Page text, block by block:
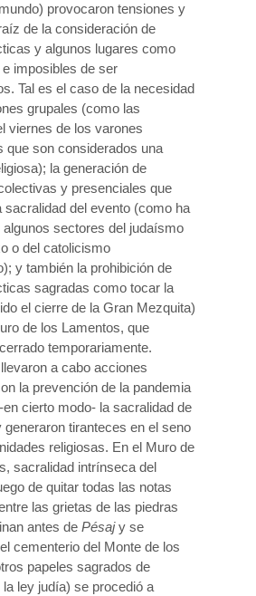
provocaron tensiones y
de la consideración de
y algunos lugares como
e imposibles de ser
Tal es el caso de la necesidad
grupales (como las
viernes de los varones
que son considerados una
la generación de
y presenciales que
sacralidad del evento (como ha
sectores del judaísmo
o del catolicismo
y también la prohibición de
sagradas como tocar la
el cierre de la Gran Mezquita)
de los Lamentos, que
temporariamente.
a cabo acciones
la prevención de la pandemia
cierto modo- la sacralidad de
generaron tiranteces en el seno
religiosas. En el Muro de
sacralidad intrínseca del
de quitar todas las notas
las grietas de las piedras
antes de Pésajy se
cementerio del Monte de los
papeles sagrados de
ley judía) se procedió a